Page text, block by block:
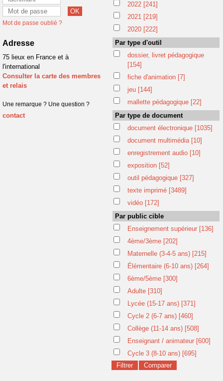
Mot de passe oublié ?
Adresse
75 lieux en France et à
l'international
Consulter la carte des membres
et relais
Une remarque ? Une question ?
contact
2022 [241]
2021 [219]
2020 [222]
Par type d'outil
dossier, livret pédagogique
[154]
fiche d'animation [7]
jeu [144]
mallette pédagogique [22]
Par type de document
document électronique [1035]
document multimédia [10]
enregistrement audio [10]
exposition [52]
outil pédagogique [327]
texte imprimé [3489]
vidéo [172]
Par public cible
Enseignement supérieur [136]
4ème/3ème [202]
Maternelle (3-4-5 ans) [215]
Élémentaire (6-10 ans) [264]
6ème/5ème [300]
Adulte [310]
Lycée (15-17 ans) [371]
Cycle 2 (6-7 ans) [460]
Collège (11-14 ans) [508]
Enseignant / animateur [600]
Cycle 3 (8-10 ans) [695]